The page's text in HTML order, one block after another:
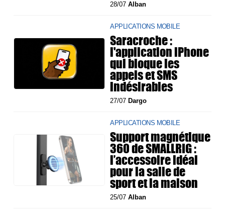
28/07Alban
APPLICATIONS MOBILE
Saracroche :
l'application iPhone
qui bloque les
appels et SMS
indésirables
27/07 Dargo
APPLICATIONS MOBILE
Support magnétique
360 de SMALLRIG :
l’accessoire idéal
pour la salle de
sport et la maison
25/07Alban